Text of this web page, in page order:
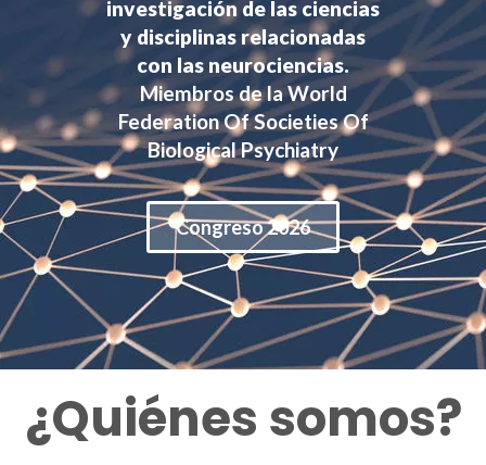
investigación de las ciencias
y disciplinas relacionadas
con las neurociencias.
Miembros de la World
Federation Of Societies Of
Biological Psychiatry
Congreso 2026
¿Quiénes somos?